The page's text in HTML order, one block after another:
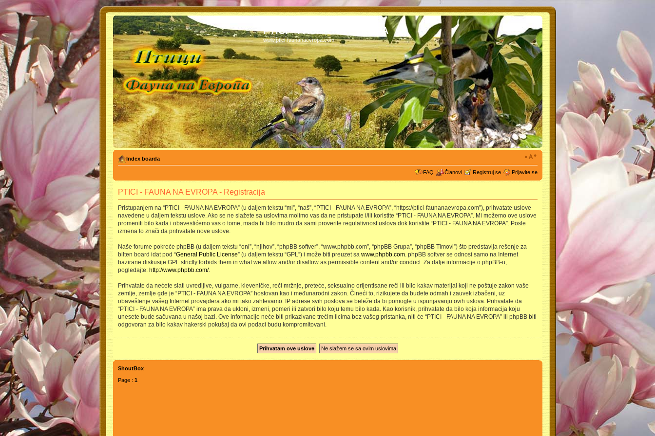
PTICI - FAUNA NA EVROPA
www.ptici-faunanaevropa.com
Index boarda
FAQ Članovi Registruj se Prijavite se
PTICI - FAUNA NA EVROPA - Registracija
Pristupanjem na “PTICI - FAUNA NA EVROPA” (u daljem tekstu “mi”, “naš”, “PTICI - FAUNA NA EVROPA”, “https://ptici-faunanaevropa.com”), prihvatate uslove
navedene u daljem tekstu uslove. Ako se ne slažete sa uslovima molimo vas da ne pristupate i/ili koristite “PTICI - FAUNA NA EVROPA”. Mi možemo ove uslove
promeniti bilo kada i obavestićemo vas o tome, mada bi bilo mudro da sami proverite regulativnost uslova dok koristite “PTICI - FAUNA NA EVROPA”. Posle
izmena to znači da prihvatate nove uslove.
Naše forume pokreće phpBB (u daljem tekstu “oni”, “njihov”, “phpBB softver”, “www.phpbb.com”, “phpBB Grupa”, “phpBB Timovi”) što predstavlja rešenje za
bilten board idat pod “General Public License” (u daljem tekstu “GPL”) i može biti preuzet sa www.phpbb.com. phpBB softver se odnosi samo na Internet
bazirane diskusije GPL strictly forbids them in what we allow and/or disallow as permissible content and/or conduct. Za dalje informacije o phpBB-u,
pogledajte: http://www.phpbb.com/.
Prihvatate da nećete slati uvredljive, vulgarne, kleveničke, reči mržnje, preteće, seksualno orijentisane reči ili bilo kakav materijal koji ne poštuje zakon vaše
zemlje, zemlje gde je “PTICI - FAUNA NA EVROPA” hostovan kao i međunarodni zakon. Čineći to, rizikujete da budete odmah i zauvek izbačeni, uz
obaveštenje vašeg Internet provajdera ako mi tako zahtevamo. IP adrese svih postova se beleže da bi pomogle u ispunjavanju ovih uslova. Prihvatate da
“PTICI - FAUNA NA EVROPA” ima prava da ukloni, izmeni, pomeri ili zatvori bilo koju temu bilo kada. Kao korisnik, prihvatate da bilo koja informacija koju
unesete bude sačuvana u našoj bazi. Ove informacije neće biti prikazivane trećim licima bez vašeg pristanka, niti će “PTICI - FAUNA NA EVROPA” ili phpBB biti
odgovoran za bilo kakav hakerski pokušaj da ovi podaci budu kompromitovani.
ShoutBox
Page : 1